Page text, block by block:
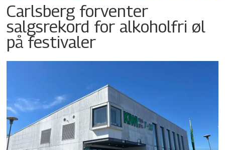
Carlsberg forventer
salgsrekord for alkoholfri øl
på festivaler